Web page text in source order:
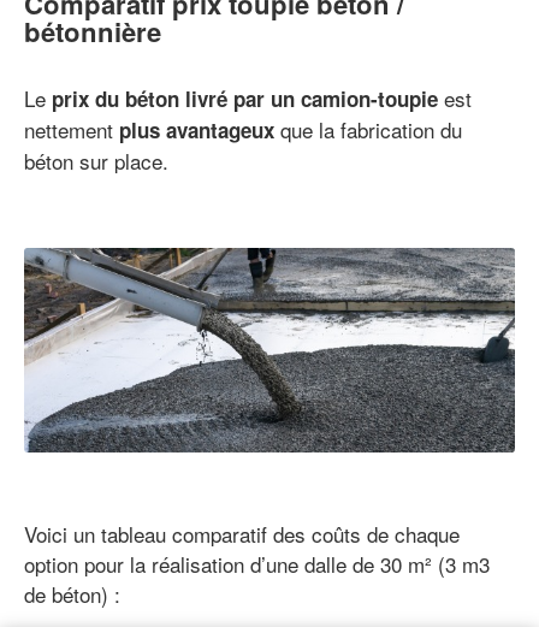
bétonnière
Le prix du béton livré par un camion-toupie est
nettement plus avantageux que la fabrication du
béton sur place.
Voici un tableau comparatif des coûts de chaque
option pour la réalisation d’une dalle de 30 m² (3 m3
de béton) :